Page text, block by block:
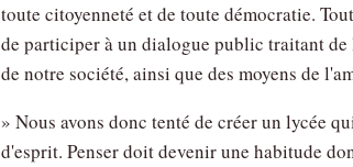
toute citoyenneté et de toute démocratie.
de participer à un dialogue public traitant
de notre société, ainsi que des moyens de
» Nous avons donc tenté de créer un lycée
d'esprit. Penser doit devenir une habitude